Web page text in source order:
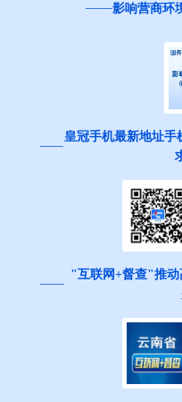
影响营商环
皇冠手机最新地址
"互联网+督查"推动